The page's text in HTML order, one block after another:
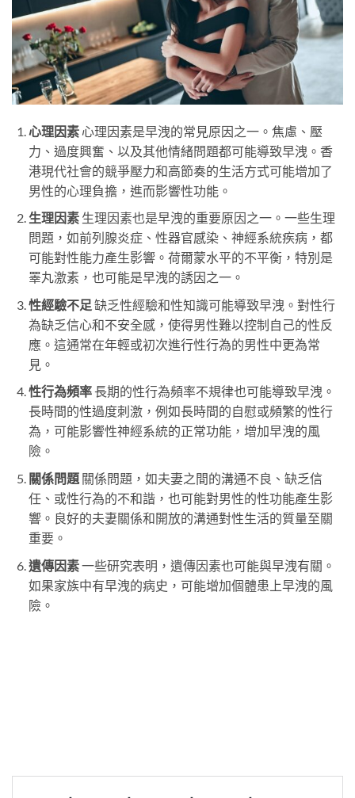
心理因素心理因素是早洩的常見原因之一。焦慮、壓
力、過度興奮、以及其他情緒問題都可能導致早洩。香
港現代社會的競爭壓力和高節奏的生活方式可能增加了
男性的心理負擔，進而影響性功能。
生理因素生理因素也是早洩的重要原因之一。一些生理
問題，如前列腺炎症、性器官感染、神經系統疾病，都
可能對性能力產生影響。荷爾蒙水平的不平衡，特別是
睪丸激素，也可能是早洩的誘因之一。
性經驗不足 缺乏性經驗和性知識可能導致早洩。對性行
為缺乏信心和不安全感，使得男性難以控制自己的性反
應。這通常在年輕或初次進行性行為的男性中更為常
見。
性行為頻率長期的性行為頻率不規律也可能導致早洩。
長時間的性過度刺激，例如長時間的自慰或頻繁的性行
為，可能影響性神經系統的正常功能，增加早洩的風
險。
關係問題關係問題，如夫妻之間的溝通不良、缺乏信
任、或性行為的不和諧，也可能對男性的性功能產生影
響。良好的夫妻關係和開放的溝通對性生活的質量至關
重要。
遺傳因素一些研究表明，遺傳因素也可能與早洩有關。
如果家族中有早洩的病史，可能增加個體患上早洩的風
險。